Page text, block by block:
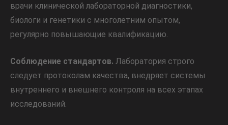
врачи клинической лабораторной диагностики,
биологи и генетики с многолетним опытом,
регулярно повышающие квалификацию.
Соблюдение стандартов. Лаборатория строго
следует протоколам качества, внедряет системы
внутреннего и внешнего контроля на всех этапах
исследований.